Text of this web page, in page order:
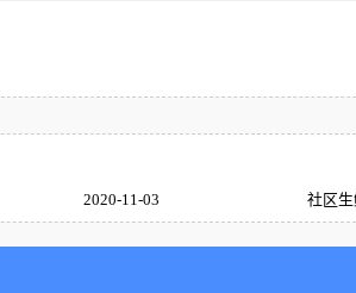
2020-11-03 社区